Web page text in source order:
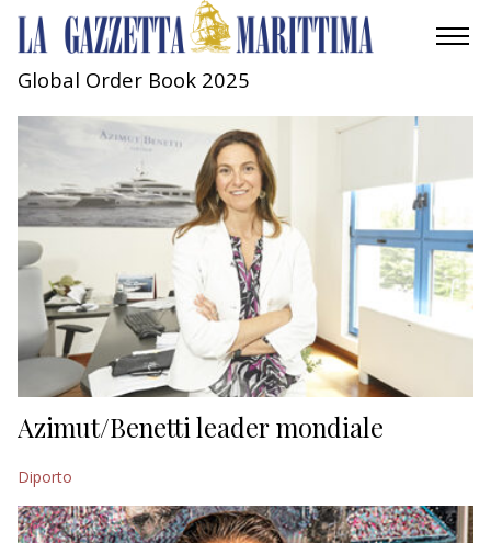
INDUSTRIA
RICERCA
ECONOMIA
TURISMO
CULTURA
NAUTICA
EDITORIALI
Global Order Book 2025
Azimut/Benetti leader mondiale
Diporto